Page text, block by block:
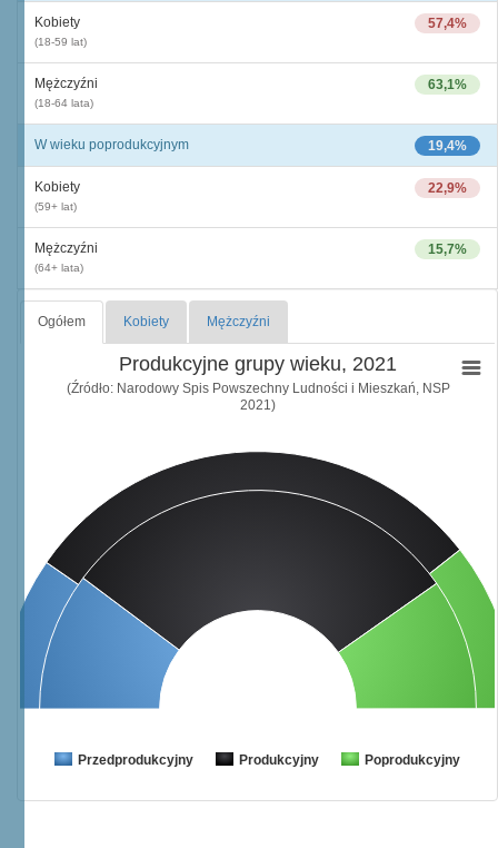
57,4%
Kobiety
(18-59 lat)
63,1%
Mężczyźni
(18-64 lata)
19,4%
W wieku poprodukcyjnym
22,9%
Kobiety
(59+ lat)
15,7%
Mężczyźni
(64+ lata)
Ogółem Kobiety Mężczyźni
Produkcyjne grupy wieku, 2021
(Źródło: Narodowy Spis Powszechny Ludności i Mieszkań, NSP
2021)
Przedprodukcyjny Produkcyjny Poprodukcyjny